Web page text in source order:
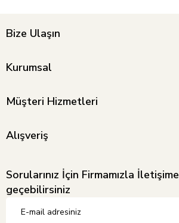
Bize Ulaşın
Kurumsal
Müşteri Hizmetleri
Alışveriş
Sorularınız İçin Firmamızla İletişime
geçebilirsiniz